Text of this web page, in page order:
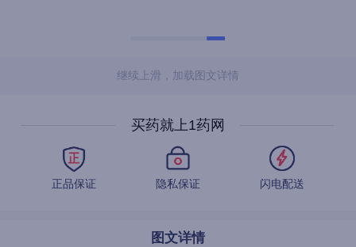
继续上滑，加载图文详情
买药就上1药网
正品保证 隐私保证 闪电配送
图文详情